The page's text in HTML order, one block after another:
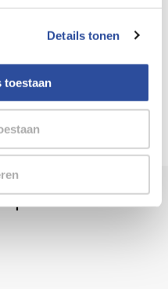
Details tonen
toestaan
hand